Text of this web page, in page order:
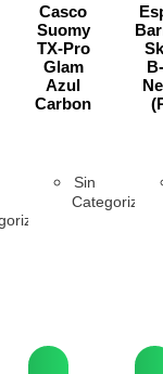
Casco
Suomy
TX-Pro
Glam
Azul
Carbon
Sin
Categorizar